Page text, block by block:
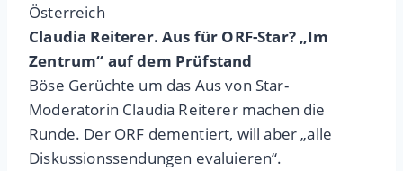
Österreich
Claudia Reiterer. Aus für ORF-Star? „Im
Zentrum“ auf dem Prüfstand
Böse Gerüchte um das Aus von Star-
Moderatorin Claudia Reiterer machen die
Runde. Der ORF dementiert, will aber „alle
Diskussionssendungen evaluieren“.